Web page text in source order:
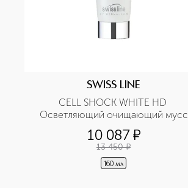
SWISS LINE
CELL SHOCK WHITE HD
Осветляющий очищающий мусс
10 087¤
13 450 ¤
160 мл